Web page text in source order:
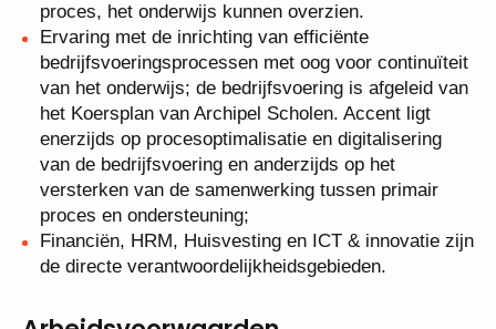
personele processen en daarvan de impact op het
primaire proces, het onderwijs kunnen overzien.
Ervaring met de inrichting van efficiënte
bedrijfsvoeringsprocessen met oog voor
continuïteit van het onderwijs; de bedrijfsvoering
is afgeleid van het Koersplan van Archipel
Scholen. Accent ligt enerzijds op
procesoptimalisatie en digitalisering van de
bedrijfsvoering en anderzijds op het versterken
van de samenwerking tussen primair proces en
ondersteuning;
zijn de directe verantwoordelijkheidsgebieden.